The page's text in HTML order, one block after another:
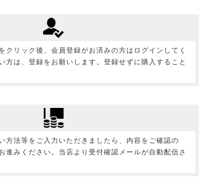
クリック後、会員登録がお済みの方はログインしてく
方は、登録をお願いします。登録せずに購入すること
方法等をご入力いただきましたら、内容をご確認の
進みください。当店より受付確認メールが自動配信さ